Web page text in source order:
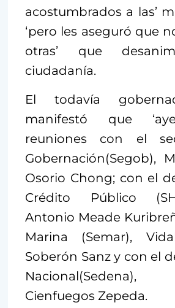
acostumbrados a las’
‘pero les aseguró que
otras’ que
ciudadanía.
El todavía
manifestó que
reuniones con el
Gobernación(Segob),
Osorio Chong; con el
Crédito Público
Antonio Meade
Marina (Semar),
Soberón Sanz y con el
Cienfuegos Zepeda.